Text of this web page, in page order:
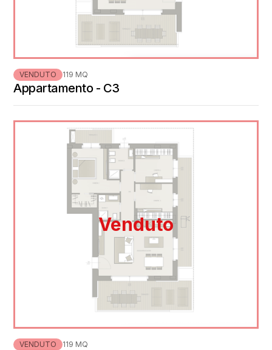
VENDUTO 119 MQ
Appartamento - C3
Venduto
VENDUTO 119 MQ